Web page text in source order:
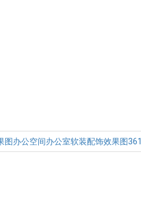
图办公空间办公室软装配饰效果图361